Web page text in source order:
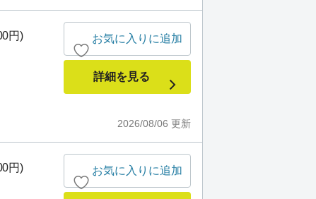
円)
2026/08/06 更新
お気に入りに追加
詳細を見る
円)
お気に入りに追加